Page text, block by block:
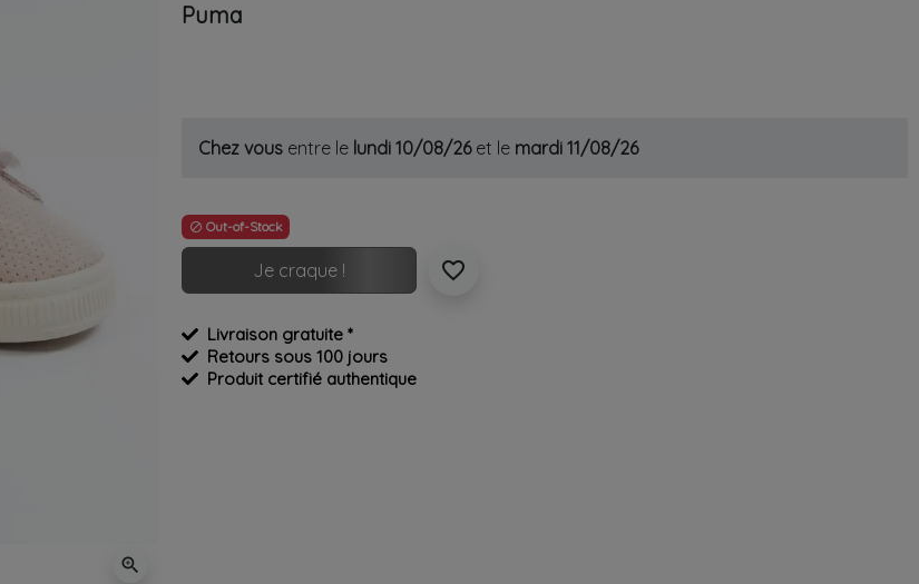
zoom_in
Puma
Chez vous entre le lundi 10/08/26et le mardi 11/08/26
 Out-of-Stock
Je craque ! favorite_border
Livraison gratuite *
Retours sous 100 jours
Produit certifié authentique